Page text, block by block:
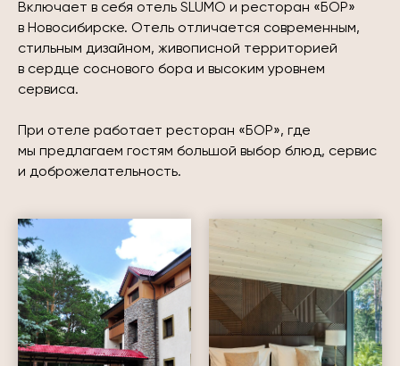
Включает в себя отель SLUMO и ресторан «БОР»
в Новосибирске. Отель отличается современным,
стильным дизайном, живописной территорией
в сердце соснового бора и высоким уровнем
сервиса.
При отеле работает ресторан «БОР», где
мы предлагаем гостям большой выбор блюд, сервис
и доброжелательность.